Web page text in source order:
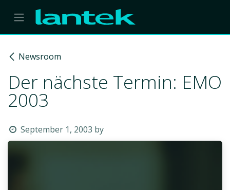
Skip to Content
Newsroom
Der nächste Termin: EMO
2003
September 1, 2003 by